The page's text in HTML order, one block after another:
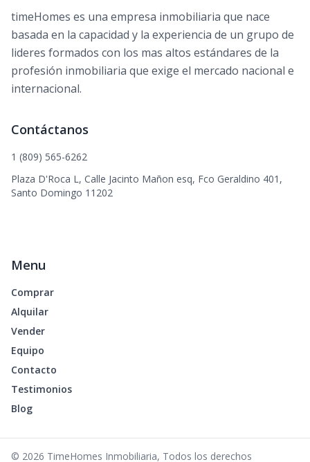
timeHomes es una empresa inmobiliaria que nace
basada en la capacidad y la experiencia de un grupo de
lideres formados con los mas altos estándares de la
profesión inmobiliaria que exige el mercado nacional e
internacional.
Contáctanos
1 (809) 565-6262
Plaza D'Roca L, Calle Jacinto Mañon esq, Fco Geraldino 401,
Santo Domingo 11202
Menu
Comprar
Alquilar
Vender
Equipo
Contacto
Testimonios
Blog
© 2026 TimeHomes Inmobiliaria, Todos los derechos